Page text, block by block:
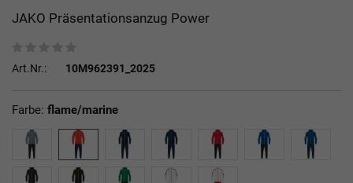
JAKO Präsentationsanzug Power
Art.Nr.: 10M962391_2025
Farbe: flame/marine